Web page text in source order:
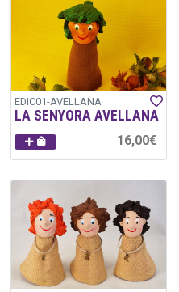
EDIC01-AVELLANA
LA SENYORA AVELLANA
16,00€